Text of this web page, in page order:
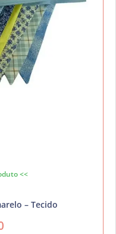
<<
– Tecido